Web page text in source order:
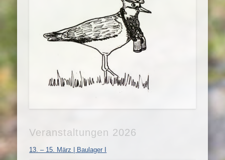
Veranstaltungen 2026
13. – 15. März | Baulager I